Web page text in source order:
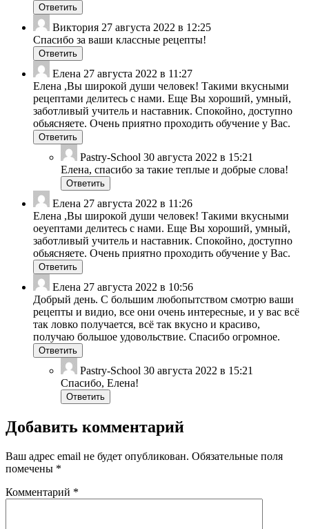
Ответить
Виктория 27 августа 2022 в 12:25
Спасибо за ваши классные рецепты!
Ответить
Елена 27 августа 2022 в 11:27
Елена ,Вы широкой души человек! Такими вкусными
рецептами делитесь с нами. Еще Вы хороший, умный,
заботливый учитель и наставник. Спокойно, доступно
обьясняете. Очень приятно проходить обучение у Вас.
Ответить
Pastry-School 30 августа 2022 в 15:21
Елена, спасибо за такие теплые и добрые слова!
Ответить
Елена 27 августа 2022 в 11:26
Елена ,Вы широкой души человек! Такими вкусными
оеуептами делитесь с нами. Еще Вы хороший, умный,
заботливый учитель и наставник. Спокойно, доступно
обьясняете. Очень приятно проходить обучение у Вас.
Ответить
Елена 27 августа 2022 в 10:56
Добрый день. С большим любопытством смотрю ваши
рецепты и видио, все они очень интересные, и у вас всё
так ловко получается, всё так вкусно и красиво,
получаю большое удовольствие. Спасибо огромное.
Ответить
Pastry-School 30 августа 2022 в 15:21
Спасибо, Елена!
Ответить
Добавить комментарий
Ваш адрес email не будет опубликован. Обязательные поля
помечены *
Комментарий *